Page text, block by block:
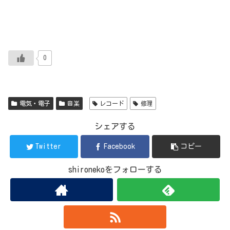
0
電気・電子 音楽 レコード 修理
シェアする
Twitter Facebook コピー
shironekoをフォローする